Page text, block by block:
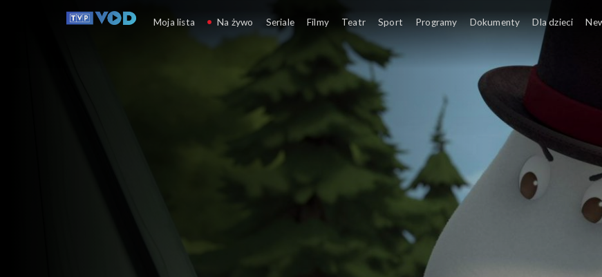
Moja lista Na żywo Seriale Filmy Teatr Sport Programy Dokumenty Dla dzieci